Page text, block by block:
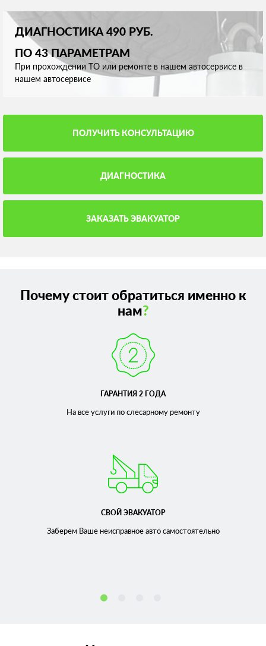
ДИАГНОСТИКА 490 РУБ.
ПО 43 ПАРАМЕТРАМ
При прохождении ТО или ремонте в нашем автосервисе в
нашем автосервисе
ПОЛУЧИТЬ КОНСУЛЬТАЦИЮ
ДИАГНОСТИКА
ЗАКАЗАТЬ ЭВАКУАТОР
Почему стоит обратиться именно к
нам?
ГАРАНТИЯ 2 ГОДА
На все услуги по слесарномуремонту
СВОЙ ЭВАКУАТОР
Заберем Ваше неисправноеавто самостоятельно